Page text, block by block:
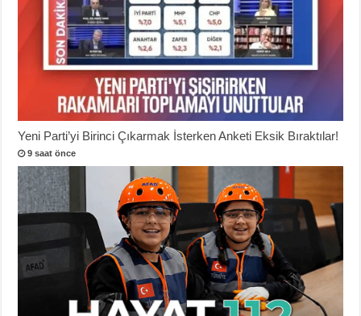
Yeni Parti’yi Birinci Çıkarmak İsterken Anketi Eksik Bıraktılar!
9 saat önce